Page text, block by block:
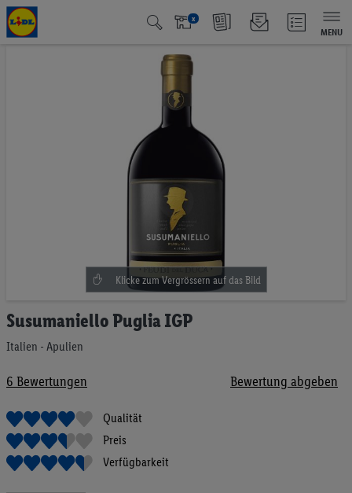
x
MENU
Susumaniello Puglia IGP
Italien - Apulien
6 Bewertungen Bewertung abgeben
Qualität
Preis
Verfügbarkeit
Zum
Anfang
der
springen